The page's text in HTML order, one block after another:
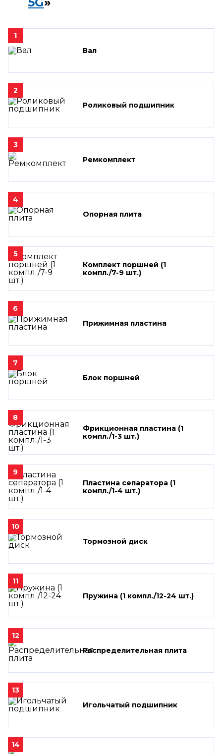
1
Вал
2
Роликовый подшипник
3
Ремкомплект
4
Опорная плита
5
Комплект поршней (1
компл./7-9 шт.)
6
Прижимная пластина
7
Блок поршней
8
Фрикционная пластина (1
компл./1-3 шт.)
9
Пластина сепаратора (1
компл./1-4 шт.)
10
Тормозной диск
11
Пружина (1 компл./12-24 шт.)
12
Распределительная плита
13
Игольчатый подшипник
14